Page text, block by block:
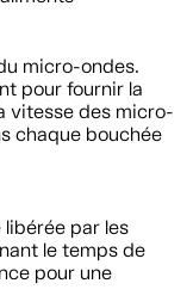
micro-ondes.
pour fournir la
vitesse des micro-
chaque bouchée
par les
le temps de
pour une